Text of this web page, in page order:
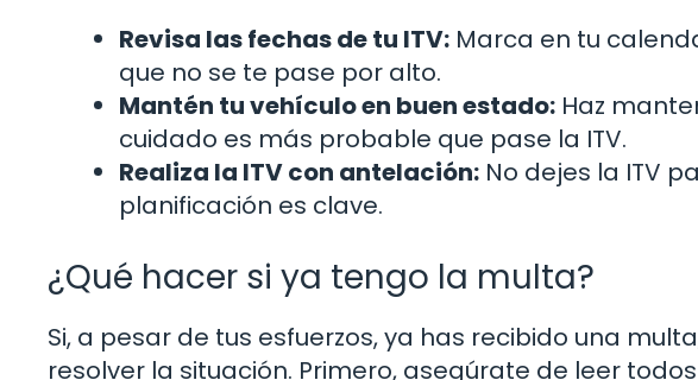
Revisa las fechas de tu ITV: Marca en tu
que no se te pase por alto.
Mantén tu vehículo en buen estado: Haz
cuidado es más probable que pase la ITV.
Realiza la ITV con antelación: No dejes la ITV
planificación es clave.
¿Qué hacer si ya tengo la multa?
Si, a pesar de tus esfuerzos, ya has recibido una
resolver la situación. Primero, asegúrate de leer